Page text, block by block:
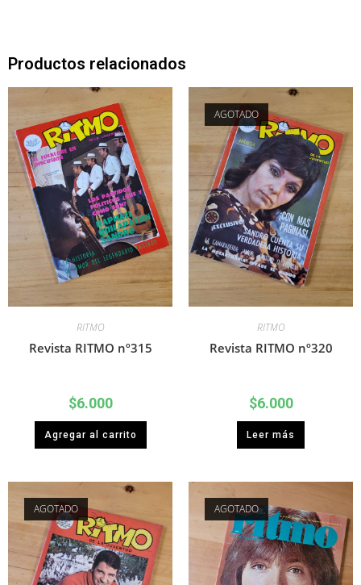
Productos relacionados
RITMO
Revista RITMO nº315
$6.000
Agregar al carrito
AGOTADO
RITMO
Revista RITMO nº320
$6.000
Leer más
AGOTADO AGOTADO